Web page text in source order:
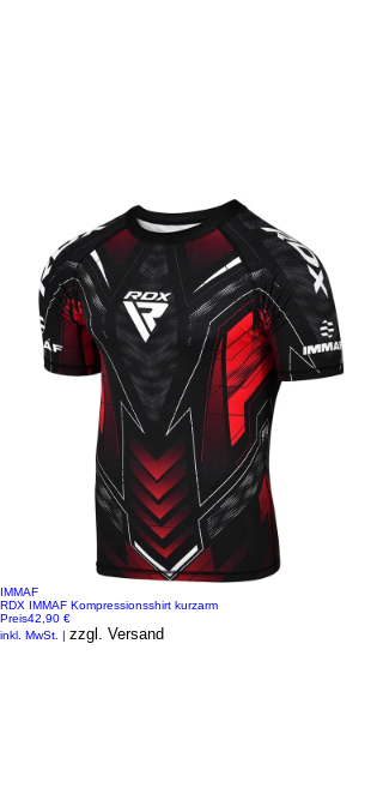
IMMAF
RDX IMMAF Kompressionsshirt kurzarm
Preis42,90 €
inkl. MwSt. | zzgl. Versand